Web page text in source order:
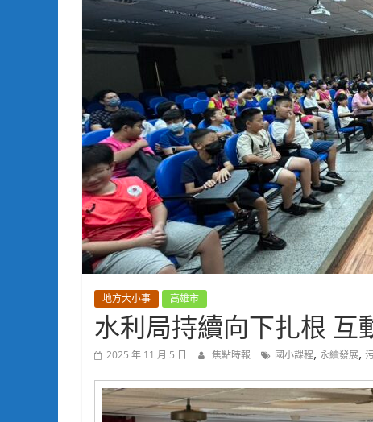
地方大小事 高雄市
水利局持續向下扎根 互
2025 年 11 月 5 日 焦點時報 國小課程, 永續發展,